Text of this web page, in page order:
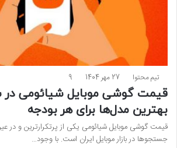
تیم محتوا 27 مهر 1404 9
بهترین مدل‌ها برای هر بودجه
قیمت گوشی موبایل شیائومی یکی از پرتکرارترین و در
جستجوها در بازار موبایل ایران است. با وجود…